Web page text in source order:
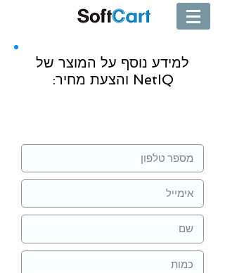
למידע נוסף על המוצר של
NetIQ והצעת מחיר: